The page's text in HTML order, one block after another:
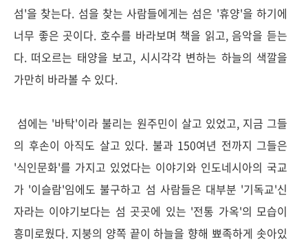
섬'을 찾는다. 섬을 찾는 사람들에게는 섬은 '휴양'을 하기에
너무 좋은 곳이다. 호수를 바라보며 책을 읽고, 음악을 듣는
다. 떠오르는 태양을 보고, 시시각각 변하는 하늘의 색깔을
가만히 바라볼 수 있다.
섬에는 '바탁'이라 불리는 원주민이 살고 있었고, 지금 그들
의 후손이 아직도 살고 있다. 불과 150여년 전까지 그들은
'식인문화'를 가지고 있었다는 이야기와 인도네시아의 국교
가 '이슬람'임에도 불구하고 섬 사람들은 대부분 '기독교'신
자라는 이야기보다는 섬 곳곳에 있는 '전통 가옥'의 모습이
흥미로웠다. 지붕의 양쪽 끝이 하늘을 향해 뾰족하게 솟아있